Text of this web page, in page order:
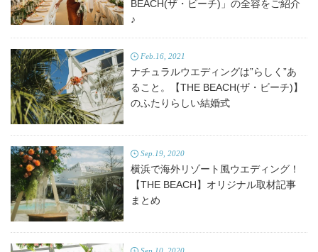
BEACH(ザ・ビーチ)」の全容をご紹介
♪
Feb.16, 2021
ナチュラルウエディングは”らしく”あ
ること。【THE BEACH(ザ・ビーチ)】
のふたりらしい結婚式
Sep.19, 2020
横浜で海外リゾート風ウエディング！
【THE BEACH】オリジナル取材記事
まとめ